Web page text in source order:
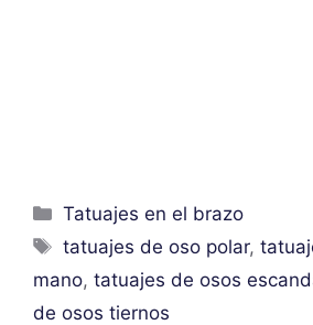
Categorías
Tatuajes en el brazo
Etiquetas
tatuajes de oso polar,
mano, tatuajes de osos
de osos tiernos